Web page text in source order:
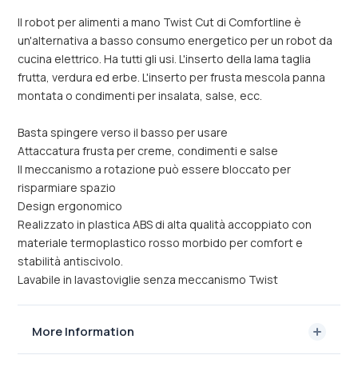
Il robot per alimenti a mano Twist Cut di Comfortline è
un'alternativa a basso consumo energetico per un robot da
cucina elettrico. Ha tutti gli usi. L'inserto della lama taglia
frutta, verdura ed erbe. L'inserto per frusta mescola panna
montata o condimenti per insalata, salse, ecc.
Basta spingere verso il basso per usare
Attaccatura frusta per creme, condimenti e salse
Il meccanismo a rotazione può essere bloccato per
risparmiare spazio
Design ergonomico
Realizzato in plastica ABS di alta qualità accoppiato con
materiale termoplastico rosso morbido per comfort e
stabilità antiscivolo.
Lavabile in lavastoviglie senza meccanismo Twist
More Information